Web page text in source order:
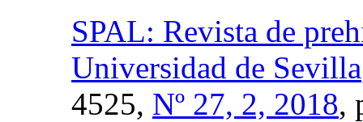
SPAL: Revista de
Universidad de Sevilla
4525, Nº 27, 2, 2018,